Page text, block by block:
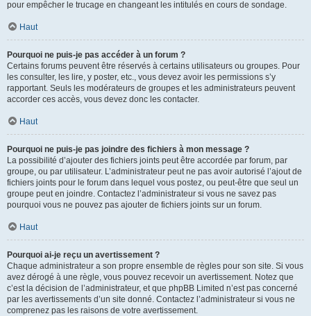
pour empêcher le trucage en changeant les intitulés en cours de sondage.
Haut
Pourquoi ne puis-je pas accéder à un forum ?
Certains forums peuvent être réservés à certains utilisateurs ou groupes. Pour
les consulter, les lire, y poster, etc., vous devez avoir les permissions s’y
rapportant. Seuls les modérateurs de groupes et les administrateurs peuvent
accorder ces accès, vous devez donc les contacter.
Haut
Pourquoi ne puis-je pas joindre des fichiers à mon message ?
La possibilité d’ajouter des fichiers joints peut être accordée par forum, par
groupe, ou par utilisateur. L’administrateur peut ne pas avoir autorisé l’ajout de
fichiers joints pour le forum dans lequel vous postez, ou peut-être que seul un
groupe peut en joindre. Contactez l’administrateur si vous ne savez pas
pourquoi vous ne pouvez pas ajouter de fichiers joints sur un forum.
Haut
Pourquoi ai-je reçu un avertissement ?
Chaque administrateur a son propre ensemble de règles pour son site. Si vous
avez dérogé à une règle, vous pouvez recevoir un avertissement. Notez que
c’est la décision de l’administrateur, et que phpBB Limited n’est pas concerné
par les avertissements d’un site donné. Contactez l’administrateur si vous ne
comprenez pas les raisons de votre avertissement.